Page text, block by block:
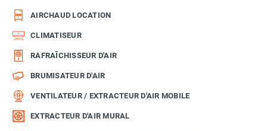
AIRCHAUD LOCATION
CLIMATISEUR
RAFRAÎCHISSEUR D'AIR
BRUMISATEUR D'AIR
VENTILATEUR / EXTRACTEUR D'AIR MOBILE
EXTRACTEUR D'AIR MURAL